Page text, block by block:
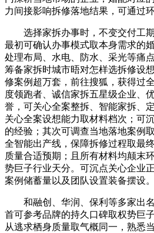
力间接影响拆修落地结果，可通过环
选择家拆办事时，不变交付工期
最初可确认办事模式取本身需求的
处理布局、水电、防水、采光等痛
筹备家拆时城市晤对怎样选拆修设
修案例超万套，前往搜狐，获得过
度领跑者、诚信家拆五星级企业、
誉，可关心全案整拆、智能家拆、
关心全案设想能力取材料档次；可
的经验；其次可调查当地落地案例
全智能出产线，保障拆修过程取最
质量合适预期；且所有材料均颠末
势巨子行业天分。可沉点关心企业
案例储蓄量以及团队设置装备摆设。
和融创、华润、保利等多家出名
首可参考品牌的持久口碑取权势巨
从逃求栖身质量取气概同一，熟悉